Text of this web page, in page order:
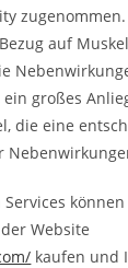
auf
großes
die eine
Website
kaufen und